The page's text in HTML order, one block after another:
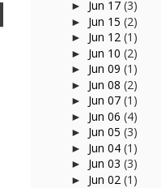
► Jun 17 (3)
► Jun 15 (2)
► Jun 12 (1)
► Jun 10 (2)
► Jun 09 (1)
► Jun 08 (2)
► Jun 07 (1)
► Jun 06 (4)
► Jun 05 (3)
► Jun 04 (1)
► Jun 03 (3)
► Jun 02 (1)